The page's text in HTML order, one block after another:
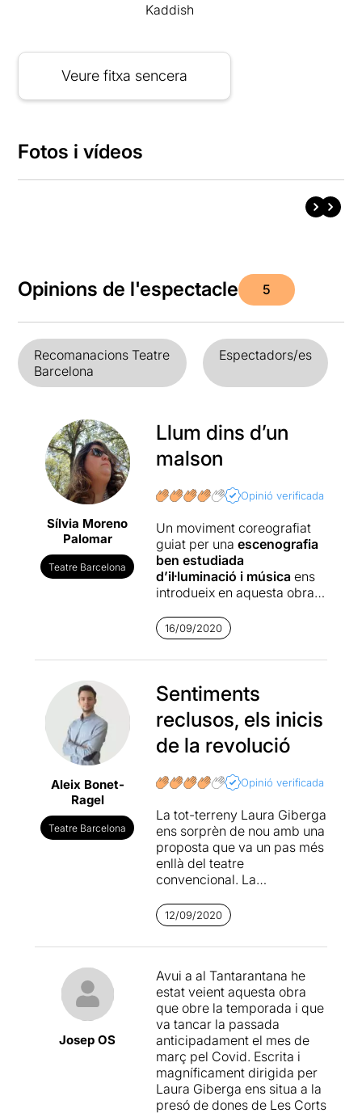
Kaddish
Veure fitxa sencera
Fotos i vídeos
Opinions de l'espectacle 5
Recomanacions Teatre
Barcelona
Espectadors/es
Sílvia Moreno
Palomar
Teatre Barcelona
Llum dins d’un
malson
Opinió verificada
Un moviment coreografiat
guiat per una escenografia
ben estudiada
d’il·luminació i música ens
introdueix en aquesta obra.
pren el seu temps per captar
l’atenció d’un públic que es
troba més que preparat i
està a punt d’explicar-se.
En un escenari buit, només
la presència de tres reixes,
un altar i cinc actrius que, en
narraran les experiències de
empresonades, humiliades i
vexades després de la
Guerra Civil. Amb l’ingrés
d’algunes d’elles a la Presó
de dones de Barcelona, ens
història de totes, tancades
per les seves idees, la
família, per intentar
per no seguir els preceptes
que dictava el règim
franquista.
Laura Gibergaaconsegueix
amb aquest text que
coneguem algunes de les
històries que van passar en
aquella època i que, a
16/09/2020
Aleix Bonet-
Ragel
Teatre Barcelona
Sentiments
reclusos, els inicis
de la revolució
Opinió verificada
La tot-terreny Laura Giberga
ens sorprèn de nou amb una
proposta que va un pas més
enllà del teatre
convencional. La
directora i actriu, condueix
el públic per terrenys
ciència-ficció i paisatges
dura vidai el terror
psicològic que es patia a les
presons de dones durant i
després de la Guerra Civil.
Cinc personatges creats a
partir de diverses històries
reals barrejades entre si
prendran vida entre les
parets de la Presó de Dones
12/09/2020
Josep OS
Avui a al Tantarantana he
estat veient aquesta obra
que obre la temporada i que
va tancar la passada
anticipadament el mes de
març pel Covid. Escrita i
magníficament dirigida per
Laura Giberga ens situa a la
presó de dones de Les Corts